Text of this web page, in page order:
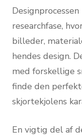
researchfase,
billeder,
hendes design.
med forskellige
finde den
skjortekjolens
En vigtig del af